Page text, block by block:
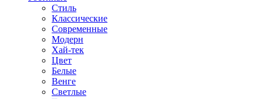
Стиль
Классические
Современные
Модерн
Хай-тек
Цвет
Белые
Венге
Светлые